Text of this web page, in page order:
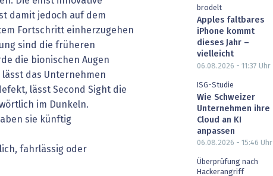
damit jedoch auf dem
Fortschritt einherzugehen
sind die früheren
die bionischen Augen
das ­Unternehmen
lässt Second Sight die
im Dunkeln.
sie künftig
fahrlässig oder
brodelt
Apples faltbares
iPhone kommt
dieses Jahr –
vielleicht
06.08.2026 - 11:37 Uhr
ISG-Studie
Wie Schweizer
Unternehmen ihre
Cloud an KI
anpassen
06.08.2026 - 15:46 Uhr
Überprüfung nach
Hackerangriff